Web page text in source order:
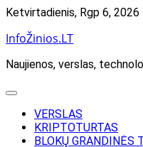
Skip
content
Ketvirtadienis, Rgp 6, 2026
InfoŽinios.LT
Naujienos, verslas,
VERSLAS
KRIPTOTURTAS
BLOKŲ GRANDINĖS